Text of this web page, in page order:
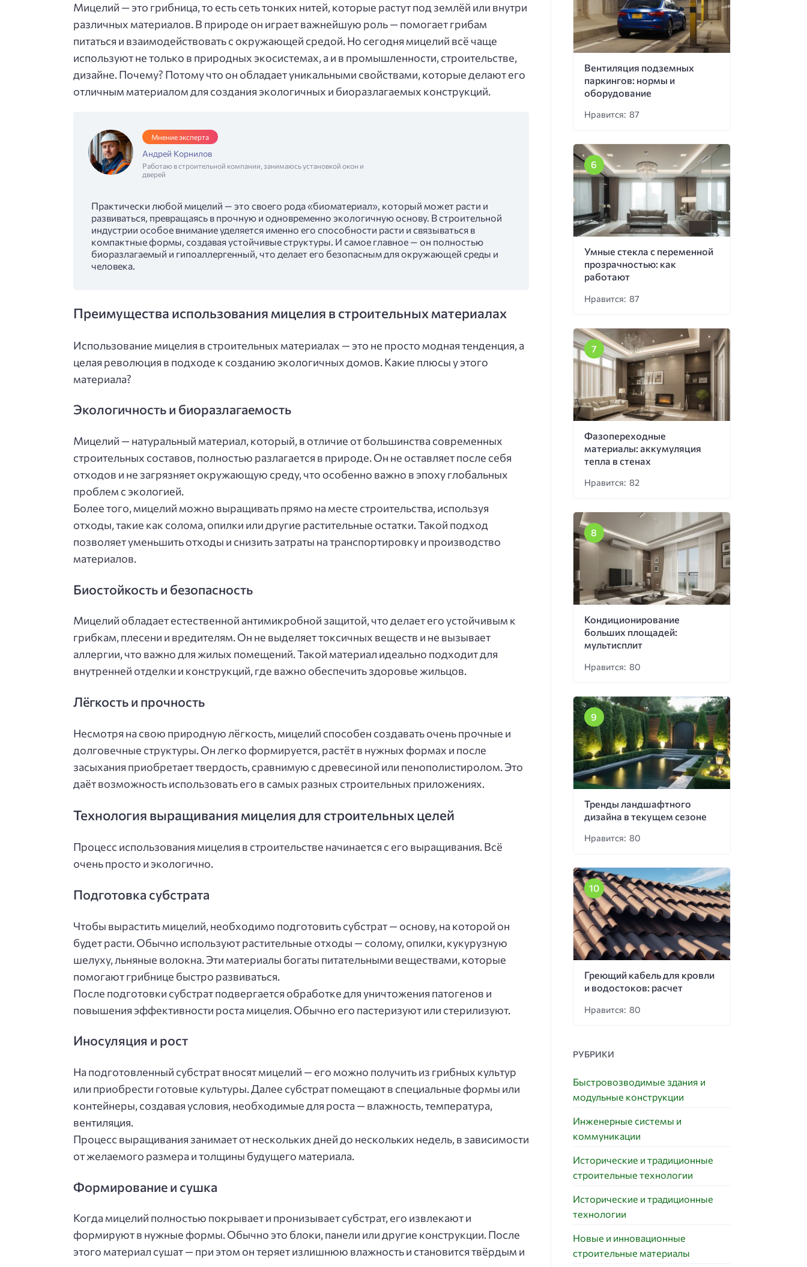
Мицелий — это грибница, то есть сеть тонких нитей, которые растут под землёй или внутри
различных материалов. В природе он играет важнейшую роль — помогает грибам
питаться и взаимодействовать с окружающей средой. Но сегодня мицелий всё чаще
используют не только в природных экосистемах, а и в промышленности, строительстве,
дизайне. Почему? Потому что он обладает уникальными свойствами, которые делают его
отличным материалом для создания экологичных и биоразлагаемых конструкций.
Мнение эксперта
Андрей Корнилов
Работаю в строительной компании, занимаюсь установкой окон и
дверей
Практически любой мицелий — это своего рода «биоматериал», который может расти и
развиваться, превращаясь в прочную и одновременно экологичную основу. В строительной
индустрии особое внимание уделяется именно его способности расти и связываться в
компактные формы, создавая устойчивые структуры. И самое главное — он полностью
биоразлагаемый и гипоаллергенный, что делает его безопасным для окружающей среды и
человека.
Преимущества использования мицелия в строительных материалах
Использование мицелия в строительных материалах — это не просто модная тенденция, а
целая революция в подходе к созданию экологичных домов. Какие плюсы у этого
материала?
Экологичность и биоразлагаемость
Мицелий — натуральный материал, который, в отличие от большинства современных
строительных составов, полностью разлагается в природе. Он не оставляет после себя
отходов и не загрязняет окружающую среду, что особенно важно в эпоху глобальных
проблем с экологией.
Более того, мицелий можно выращивать прямо на месте строительства, используя
отходы, такие как солома, опилки или другие растительные остатки. Такой подход
позволяет уменьшить отходы и снизить затраты на транспортировку и производство
материалов.
Биостойкость и безопасность
Мицелий обладает естественной антимикробной защитой, что делает его устойчивым к
грибкам, плесени и вредителям. Он не выделяет токсичных веществ и не вызывает
аллергии, что важно для жилых помещений. Такой материал идеально подходит для
внутренней отделки и конструкций, где важно обеспечить здоровье жильцов.
Лёгкость и прочность
Несмотря на свою природную лёгкость, мицелий способен создавать очень прочные и
долговечные структуры. Он легко формируется, растёт в нужных формах и после
засыхания приобретает твердость, сравнимую с древесиной или пенополистиролом. Это
даёт возможность использовать его в самых разных строительных приложениях.
Технология выращивания мицелия для строительных целей
Процесс использования мицелия в строительстве начинается с его выращивания. Всё
очень просто и экологично.
Подготовка субстрата
Чтобы вырастить мицелий, необходимо подготовить субстрат — основу, на которой он
будет расти. Обычно используют растительные отходы — солому, опилки, кукурузную
шелуху, льняные волокна. Эти материалы богаты питательными веществами, которые
помогают грибнице быстро развиваться.
После подготовки субстрат подвергается обработке для уничтожения патогенов и
повышения эффективности роста мицелия. Обычно его пастеризуют или стерилизуют.
Инocуляция и рост
На подготовленный субстрат вносят мицелий — его можно получить из грибных культур
или приобрести готовые культуры. Далее субстрат помещают в специальные формы или
контейнеры, создавая условия, необходимые для роста — влажность, температура,
вентиляция.
Процесс выращивания занимает от нескольких дней до нескольких недель, в зависимости
от желаемого размера и толщины будущего материала.
Формирование и сушка
Когда мицелий полностью покрывает и пронизывает субстрат, его извлекают и
формируют в нужные формы. Обычно это блоки, панели или другие конструкции. После
этого материал сушат — при этом он теряет излишнюю влажность и становится твёрдым и
Вентиляция подземных
паркингов: нормы и
оборудование
Нравится: 87
Умные стекла с переменной
прозрачностью: как
работают
Нравится: 87
Фазопереходные
материалы: аккумуляция
тепла в стенах
Нравится: 82
Кондиционирование
больших площадей:
мультисплит
Нравится: 80
Тренды ландшафтного
дизайна в текущем сезоне
Нравится: 80
Греющий кабель для кровли
и водостоков: расчет
Нравится: 80
РУБРИКИ
Быстровозводимые здания и
модульные конструкции
Инженерные системы и
коммуникации
Исторические и традиционные
строительные технологии
Исторические и традиционные
технологии
Новые и инновационные
строительные материалы